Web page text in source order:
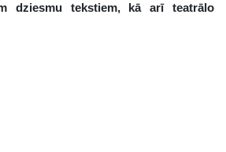
dziesmu tekstiem, kā arī teatrālo